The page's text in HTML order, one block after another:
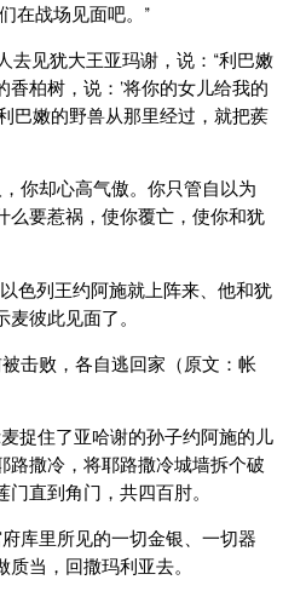
在战场见面吧。”
去见犹大王亚玛谢，说：“利巴嫩
柏树，说：‘将你的女儿给我的
巴嫩的野兽从那里经过，就把蒺
你却心高气傲。你只管自以为
么要惹祸，使你覆亡，使你和犹
色列王约阿施就上阵来、他和犹
彼此见面了。
击败，各自逃回家（原文：帐
捉住了亚哈谢的孙子约阿施的儿
路撒冷，将耶路撒冷城墙拆个破
直到角门，共四百肘。
库里所见的一切金银、一切器
当，回撒玛利亚去。